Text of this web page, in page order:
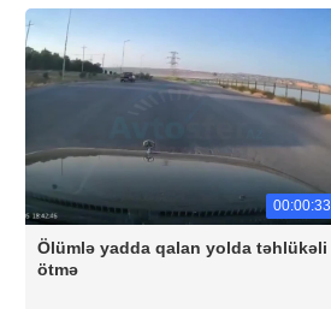
00:00:33
Ölümlə yadda qalan yolda təhlükəli
ötmə